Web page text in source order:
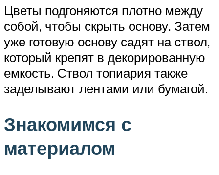
Цветы подгоняются плотно между
собой, чтобы скрыть основу. Затем
уже готовую основу садят на ствол,
который крепят в декорированную
емкость. Ствол топиария также
заделывают лентами или бумагой.
Знакомимся с
материалом